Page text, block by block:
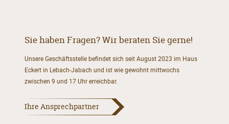
Sie haben Fragen? Wir beraten Sie gerne!
Unsere Geschäftsstelle befindet sich seit August 2023 im Haus
Eckert in Lebach-Jabach und ist wie gewohnt mittwochs
zwischen 9 und 17 Uhr erreichbar.
Ihre Ansprechpartner